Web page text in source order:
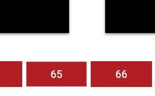
65 66